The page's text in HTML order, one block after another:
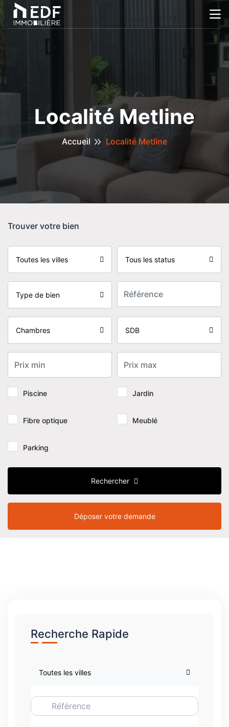
Localité Metline
Accueil Localité Metline
Trouver votre bien
Toutes les villes Tous les status
Type de bien
Chambres SDB
Piscine Jardin
Fibre optique Meublé
Parking
Rechercher
Déposer votre demande
Recherche Rapide
Toutes les villes